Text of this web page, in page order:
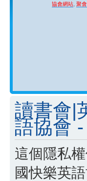
協會網站 聚
讀書會|
語協會
這個隱私
國快樂英